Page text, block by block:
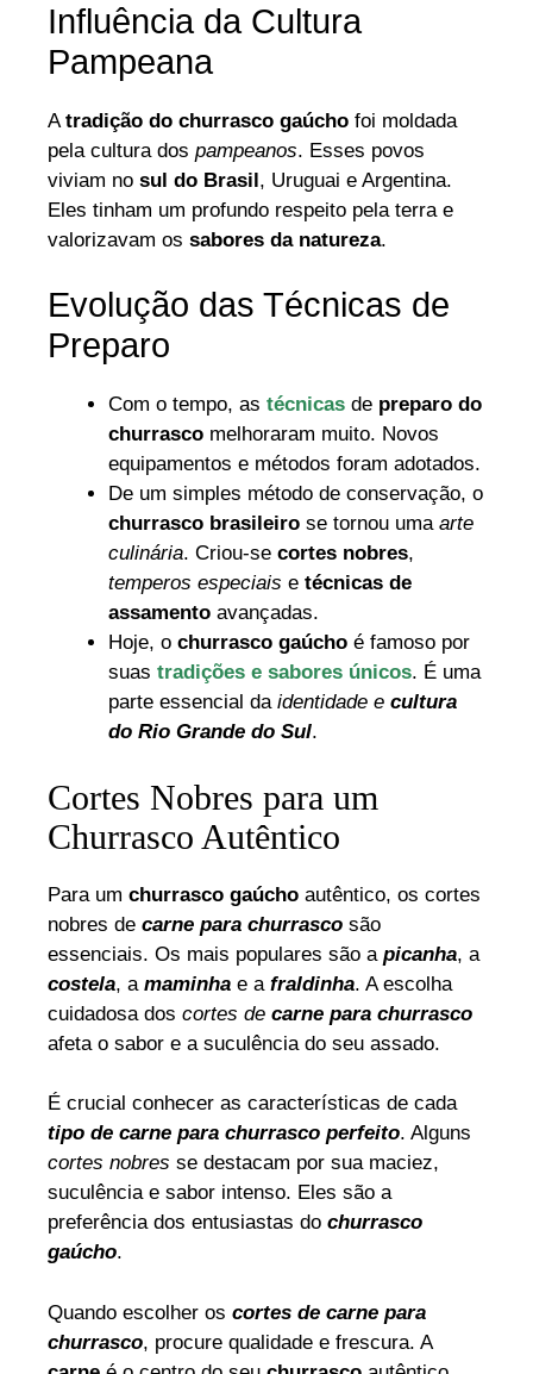
Influência da Cultura
Pampeana
Atradição do churrasco gaúcho foi moldada
pela cultura dos pampeanos. Esses povos
viviam no sul do Brasil, Uruguai e Argentina.
Eles tinham um profundo respeito pela terra e
valorizavam os sabores da natureza.
Evolução das Técnicas de
Preparo
Com o tempo, as técnicas de preparo do
churrasco melhoraram muito. Novos
equipamentos e métodos foram adotados.
De um simples método de conservação, o
churrasco brasileiro se tornou uma arte
culinária. Criou-se cortes nobres,
temperos especiais e técnicas de
assamento avançadas.
Hoje, o churrasco gaúcho é famoso por
suas tradições e sabores únicos. É uma
parte essencial da identidade e cultura
do Rio Grande do Sul.
Cortes Nobres para um
Churrasco Autêntico
Para um churrasco gaúcho autêntico, os cortes
nobres de carne para churrasco são
essenciais. Os mais populares são a picanha, a
costela, a maminha e a fraldinha. A escolha
cuidadosa dos cortes de carne para churrasco
afeta o sabor e a suculência do seu assado.
É crucial conhecer as características de cada
tipo de carne para churrasco perfeito. Alguns
cortes nobres se destacam por sua maciez,
suculência e sabor intenso. Eles são a
preferência dos entusiastas do churrasco
gaúcho.
Quando escolher os cortes de carne para
churrasco, procure qualidade e frescura. A